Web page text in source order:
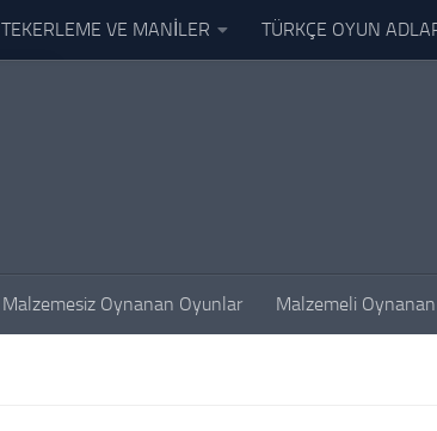
TEKERLEME VE MANİLER TÜRKÇE OYUN
Malzemesiz Oynanan Oyunlar Malzemeli